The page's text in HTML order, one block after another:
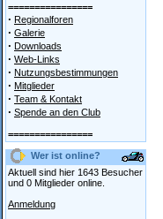
================
· Regionalforen
· Galerie
· Downloads
· Web-Links
· Nutzungsbestimmungen
· Mitglieder
· Team & Kontakt
· Spende an den Club
================
Wer ist online?
Aktuell sind hier 1643 Besucher
und 0 Mitglieder online.
Anmeldung